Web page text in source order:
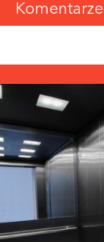
Komentarze